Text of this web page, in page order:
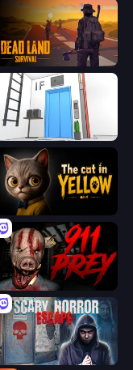
Dead Land: Survival
Elevator Room Escape
The Cat in Yellow
911: Prey
Scary Horror Escape Room